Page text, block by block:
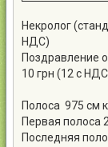
Некролог
НДС)
Поздравление
10 грн (12 с
Полоса 975 см
Первая полоса
Последняя